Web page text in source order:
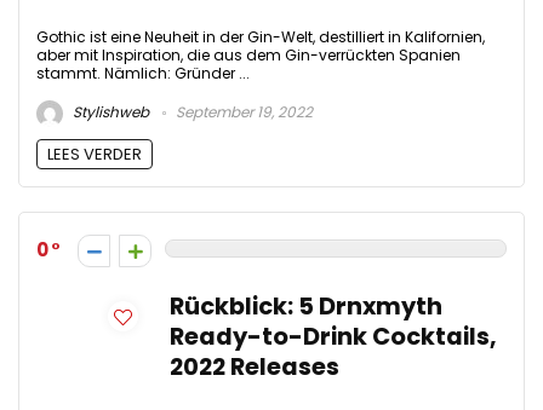
Gothic ist eine Neuheit in der Gin-Welt, destilliert in Kalifornien,
aber mit Inspiration, die aus dem Gin-verrückten Spanien
stammt. Nämlich: Gründer ...
Stylishweb
September 19, 2022
LEES VERDER
0
Rückblick: 5 Drnxmyth
Ready-to-Drink Cocktails,
2022 Releases